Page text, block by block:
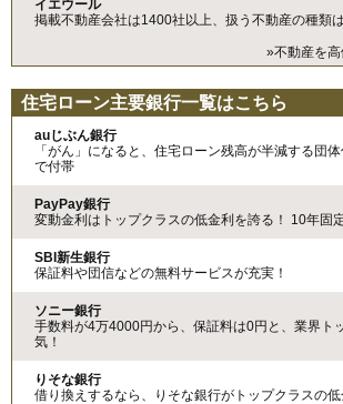
イエウール
掲載不動産会社は1400社以上、扱う不動産の種類
»不動産を
住宅ローン主要銀行一覧はこちら
auじぶん銀行
「がん」になると、住宅ローン残高が半減する団
で付帯
PayPay銀行
変動金利はトップクラスの低金利を誇る！ 10年固
SBI新生銀行
保証料や団信などの無料サービスが充実！
ソニー銀行
手数料が4万4000円から、保証料は0円と、業界ト
気！
りそな銀行
借り換えするなら、りそな銀行がトップクラスの低